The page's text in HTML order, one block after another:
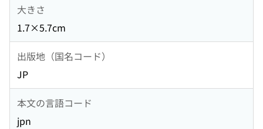
大きさ
1.7×5.7cm
出版地（国名コード）
JP
本文の言語コード
jpn